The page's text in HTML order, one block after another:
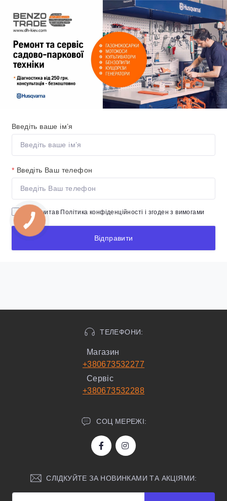
Введіть ваше ім’я
* Введіть Ваш телефон
Я прочитав Політика конфіденційності і згоден з вимогами
Відправити
ТЕЛЕФОНИ:
Магазин
+380673532277
Сервіс
+380673532288
СОЦ МЕРЕЖІ:
СЛІДКУЙТЕ ЗА НОВИНКАМИ ТА АКЦІЯМИ: